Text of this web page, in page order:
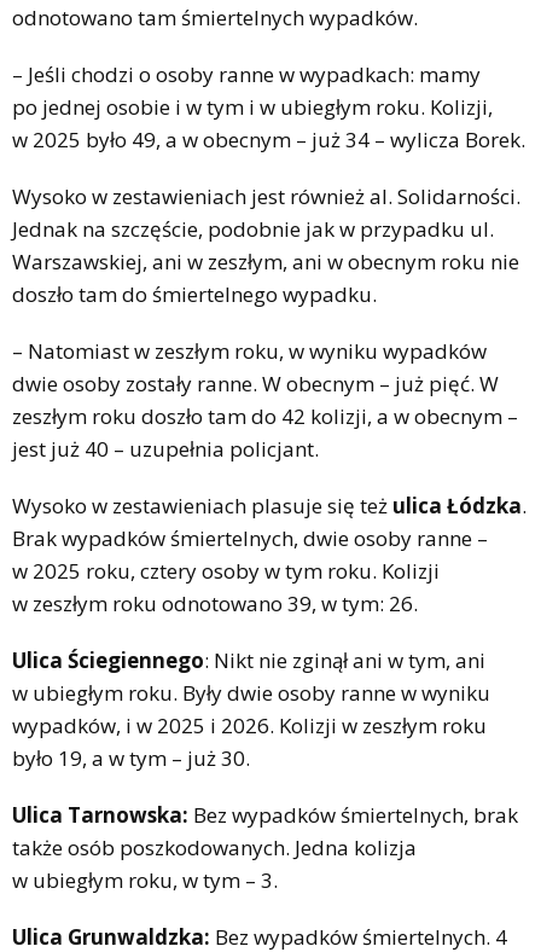
odnotowano tam śmiertelnych wypadków.
– Jeśli chodzi o osoby ranne w wypadkach: mamy
po jednej osobie i w tym i w ubiegłym roku. Kolizji,
w 2025 było 49, a w obecnym – już 34 – wylicza Borek.
Wysoko w zestawieniach jest również al. Solidarności.
Jednak na szczęście, podobnie jak w przypadku ul.
Warszawskiej, ani w zeszłym, ani w obecnym roku nie
doszło tam do śmiertelnego wypadku.
– Natomiast w zeszłym roku, w wyniku wypadków
dwie osoby zostały ranne. W obecnym – już pięć. W
zeszłym roku doszło tam do 42 kolizji, a w obecnym –
jest już 40 – uzupełnia policjant.
Wysoko w zestawieniach plasuje się też ulica Łódzka.
Brak wypadków śmiertelnych, dwie osoby ranne –
w 2025 roku, cztery osoby w tym roku. Kolizji
w zeszłym roku odnotowano 39, w tym: 26.
Ulica Ściegiennego: Nikt nie zginął ani w tym, ani
w ubiegłym roku. Były dwie osoby ranne w wyniku
wypadków, i w 2025 i 2026. Kolizji w zeszłym roku
było 19, a w tym – już 30.
Ulica Tarnowska: Bez wypadków śmiertelnych, brak
także osób poszkodowanych. Jedna kolizja
w ubiegłym roku, w tym – 3.
Ulica Grunwaldzka: Bez wypadków śmiertelnych. 4